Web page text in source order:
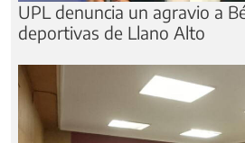
UPL denuncia un agravio a
deportivas de Llano Alto